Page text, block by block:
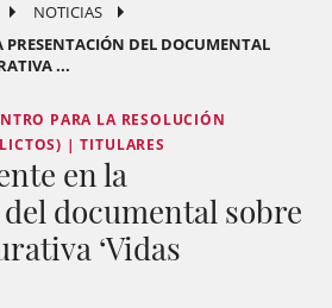
NOTICIAS
PRESENTACIÓN DEL DOCUMENTAL
...
PARA LA RESOLUCIÓN
| TITULARES
en la
documental sobre
‘Vidas